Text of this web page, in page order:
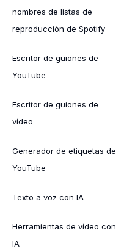
nombres de listas de
reproducción de Spotify
Escritor de guiones de
YouTube
Escritor de guiones de
vídeo
Generador de etiquetas de
YouTube
Texto a voz con IA
Herramientas de vídeo con
IA